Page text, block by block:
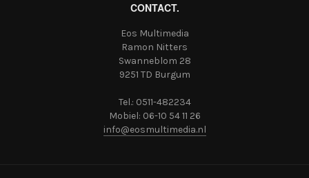
CONTACT.
Eos Multimedia
Ramon Nitters
Swanneblom 28
9251 TD Burgum
Tel.: 0511-482234
Mobiel: 06-10 54 11 26
info@eosmultimedia.nl